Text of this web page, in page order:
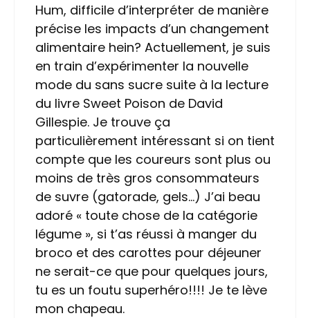
Hum, difficile d’interpréter de manière
précise les impacts d’un changement
alimentaire hein? Actuellement, je suis
en train d’expérimenter la nouvelle
mode du sans sucre suite à la lecture
du livre Sweet Poison de David
Gillespie. Je trouve ça
particulièrement intéressant si on tient
compte que les coureurs sont plus ou
moins de très gros consommateurs
de suvre (gatorade, gels…) J’ai beau
adoré « toute chose de la catégorie
légume », si t’as réussi à manger du
broco et des carottes pour déjeuner
ne serait-ce que pour quelques jours,
tu es un foutu superhéro!!!! Je te lève
mon chapeau.